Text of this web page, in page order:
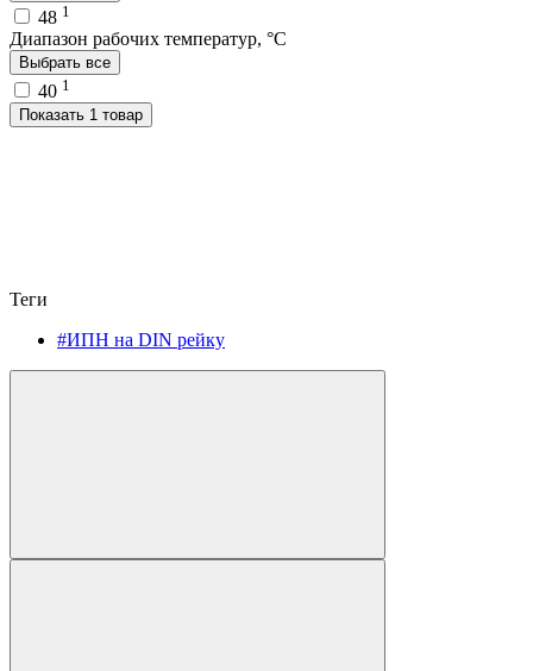
48 1
Диапазон рабочих температур, °C
Выбрать все
40 1
Показать 1 товар
Теги
#ИПН на DIN рейку